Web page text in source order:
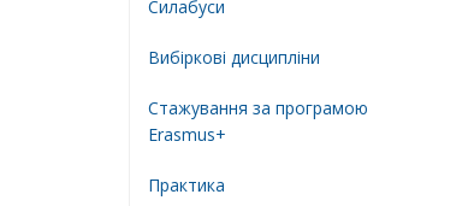
Силабуси
Вибіркові дисципліни
Стажування за програмою
Erasmus+
Практика